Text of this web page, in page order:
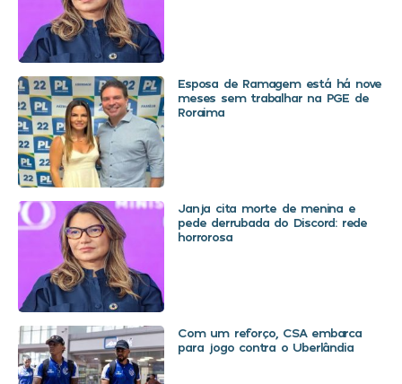
Esposa de Ramagem está há nove
meses sem trabalhar na PGE de
Roraima
Janja cita morte de menina e
pede derrubada do Discord: rede
horrorosa
Com um reforço, CSA embarca
para jogo contra o Uberlândia